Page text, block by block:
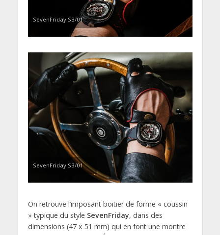
SevenFriday S3/01
SevenFriday S3/01
On retrouve l’imposant boitier de forme « coussin
» typique du style SevenFriday, dans des
dimensions (47 x 51 mm) qui en font une montre